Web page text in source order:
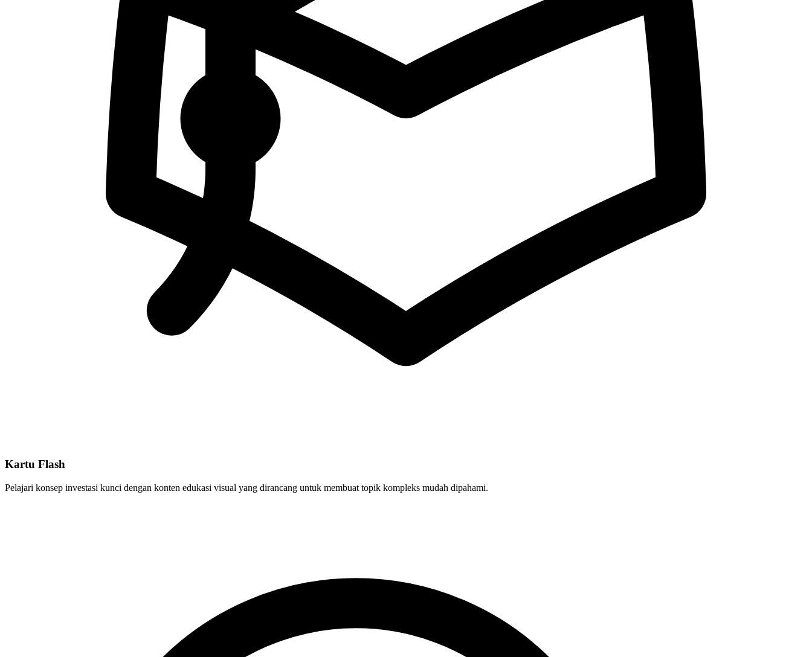
Kartu Flash
Pelajari konsep investasi kunci dengan konten edukasi visual yang dirancang untuk membuat topik kompleks mudah dipahami.